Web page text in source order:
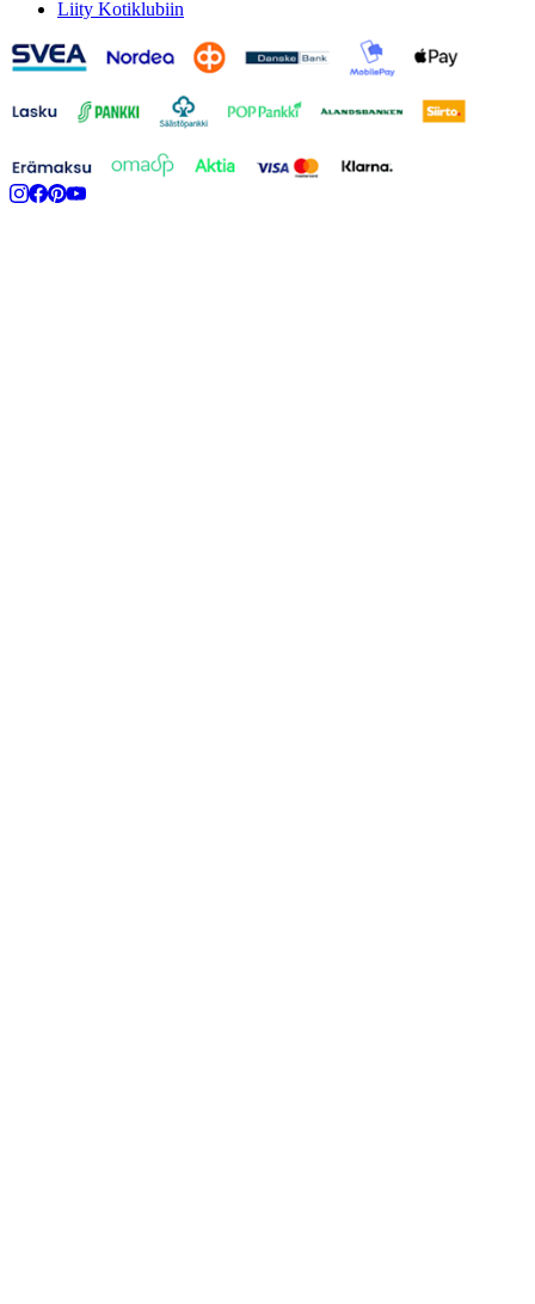
Liity Kotiklubiin